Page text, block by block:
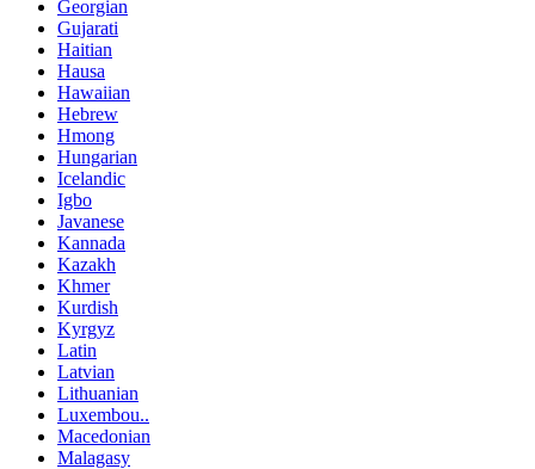
Georgian
Gujarati
Haitian
Hausa
Hawaiian
Hebrew
Hmong
Hungarian
Icelandic
Igbo
Javanese
Kannada
Kazakh
Khmer
Kurdish
Kyrgyz
Latin
Latvian
Lithuanian
Luxembou..
Macedonian
Malagasy